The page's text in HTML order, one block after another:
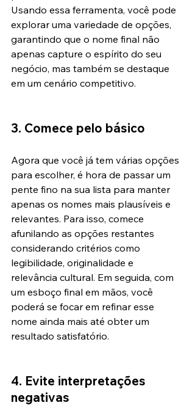
Usando essa ferramenta, você pode
explorar uma variedade de opções,
garantindo que o nome final não
apenas capture o espírito do seu
negócio, mas também se destaque
em um cenário competitivo.
3. Comece pelo básico
Agora que você já tem várias opções
para escolher, é hora de passar um
pente fino na sua lista para manter
apenas os nomes mais plausíveis e
relevantes. Para isso, comece
afunilando as opções restantes
considerando critérios como
legibilidade, originalidade e
relevância cultural. Em seguida, com
um esboço final em mãos, você
poderá se focar em refinar esse
nome ainda mais até obter um
resultado satisfatório.
4. Evite interpretações
negativas